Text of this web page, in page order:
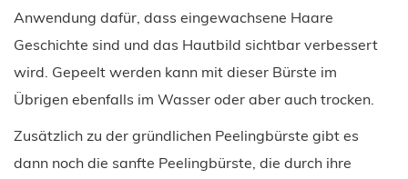
Anwendung dafür, dass eingewachsene Haare
Geschichte sind und das Hautbild sichtbar verbessert
wird. Gepeelt werden kann mit dieser Bürste im
Übrigen ebenfalls im Wasser oder aber auch trocken.
Zusätzlich zu der gründlichen Peelingbürste gibt es
dann noch die sanfte Peelingbürste, die durch ihre